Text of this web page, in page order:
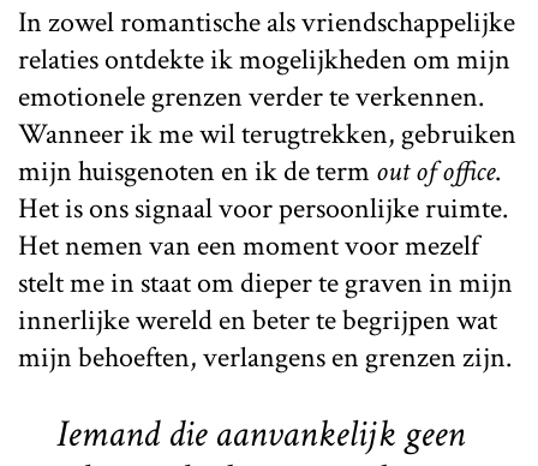
In zowel romantische als vriendschappelijke
relaties ontdekte ik mogelijkheden om mijn
emotionele grenzen verder te verkennen.
Wanneer ik me wil terugtrekken, gebruiken
mijn huisgenoten en ik de termout of office.
Het is ons signaal voor persoonlijke ruimte.
Het nemen van een moment voor mezelf
stelt me in staat om dieper te graven in mijn
innerlijke wereld en beter te begrijpen wat
mijn behoeften, verlangens en grenzen zijn.
Iemand die aanvankelijk geen